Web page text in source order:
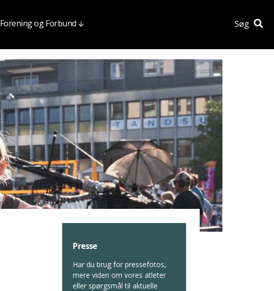
Forening og Forbund Søg
Presse
Har du brug for pressefotos,
mere viden om vores atleter
eller spørgsmål til aktuelle